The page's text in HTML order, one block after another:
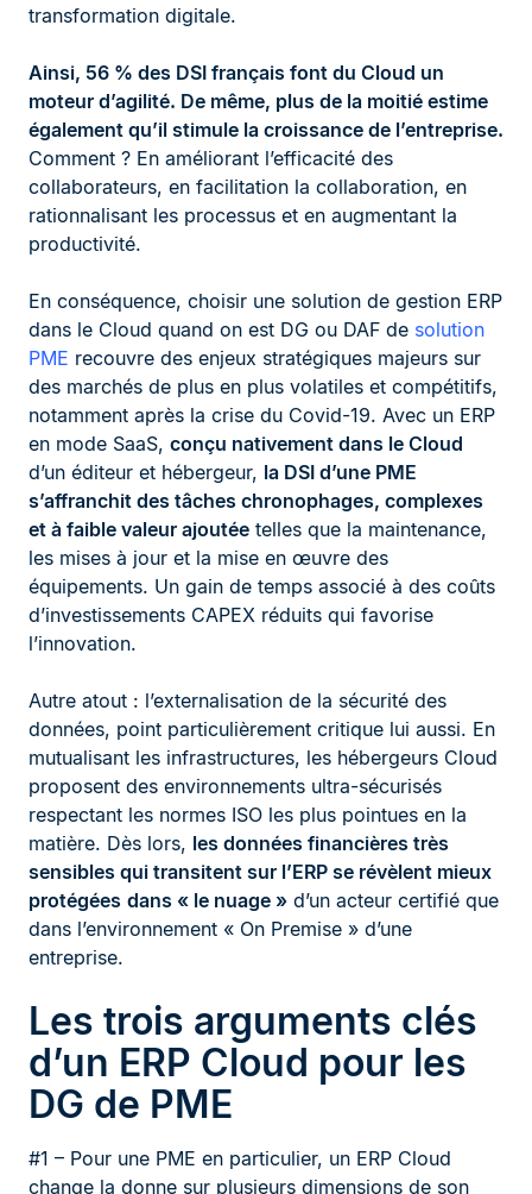
transformation digitale.
Ainsi, 56 % des DSI français font du Cloud un
moteur d’agilité. De même, plus de la moitié estime
également qu’il stimule la croissance de l’entreprise.
Comment ? En améliorant l’efficacité des
collaborateurs, en facilitation la collaboration, en
rationnalisant les processus et en augmentant la
productivité.
En conséquence, choisir une solution de gestion ERP
dans le Cloud quand on est DG ou DAF de solution
PME recouvre des enjeux stratégiques majeurs sur
des marchés de plus en plus volatiles et compétitifs,
notamment après la crise du Covid-19. Avec un ERP
en mode SaaS, conçu nativement dans le Cloud
d’un éditeur et hébergeur, la DSI d’une PME
s’affranchit des tâches chronophages, complexes
et à faible valeur ajoutée telles que la maintenance,
les mises à jour et la mise en œuvre des
équipements. Un gain de temps associé à des coûts
d’investissements CAPEX réduits qui favorise
l’innovation.
Autre atout : l’externalisation de la sécurité des
données, point particulièrement critique lui aussi. En
mutualisant les infrastructures, les hébergeurs Cloud
proposent des environnements ultra-sécurisés
respectant les normes ISO les plus pointues en la
matière. Dès lors, les données financières très
sensibles qui transitent sur l’ERP se révèlent mieux
protégées dans « le nuage » d’un acteur certifié que
dans l’environnement « On Premise » d’une
entreprise.
Les trois arguments clés
d’un ERP Cloud pour les
DG de PME
#1 – Pour une PME en particulier, un ERP Cloud
change la donne sur plusieurs dimensions de son